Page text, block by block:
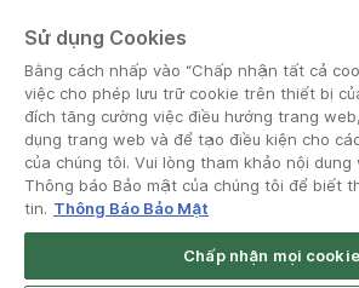
Điều khoản và Chính sách
Sử dụng Cookies
Bằng cách nhấp vào “Chấp nhận tất cả
việc cho phép lưu trữ cookie trên thiết bị
đích tăng cường việc điều hướng trang
dụng trang web và để tạo điều kiện cho
của chúng tôi. Vui lòng tham khảo nội
Thông báo Bảo mật của chúng tôi để biết
tin. Thông Báo Bảo Mật
Chấp nhận mọi cookie